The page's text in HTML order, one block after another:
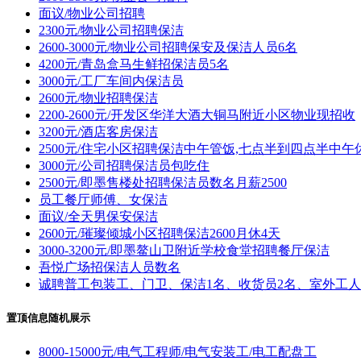
面议/物业公司招聘
2300元/物业公司招聘保洁
2600-3000元/物业公司招聘保安及保洁人员6名
4200元/青岛盒马生鲜招保洁员5名
3000元/工厂车间内保洁员
2600元/物业招聘保洁
2200-2600元/开发区华洋大酒大铜马附近小区物业现招收
3200元/酒店客房保洁
2500元/住宅小区招聘保洁中午管饭,七点半到四点半中午
3000元/公司招聘保洁员包吃住
2500元/即墨售楼处招聘保洁员数名月薪2500
员工餐厅师傅、女保洁
面议/全天男保安保洁
2600元/璀璨倾城小区招聘保洁2600月休4天
3000-3200元/即墨鳌山卫附近学校食堂招聘餐厅保洁
吾悦广场招保洁人员数名
诚聘普工包装工、门卫、保洁1名、收货员2名、室外工
置顶信息随机展示
8000-15000元/电气工程师/电气安装工/电工配盘工